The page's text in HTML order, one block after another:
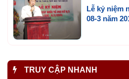
Lễ kỷ niệm
08-3 năm
TRUY CẬP NHANH